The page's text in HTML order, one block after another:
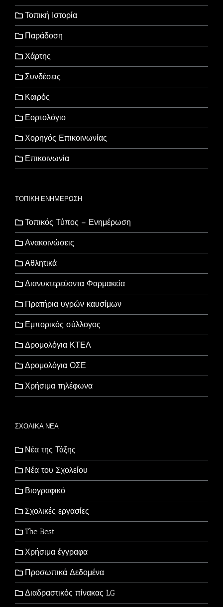
Τοπική Ιστορία
Παράδοση
Χάρτης
Συνδέσεις
Καιρός
Εορτολόγιο
Χορηγός Επικοινωνίας
Επικοινωνία
ΤΟΠΙΚΗ ΕΝΗΜΕΡΩΣΗ
Τοπικός Τύπος – Ενημέρωση
Ανακοινώσεις
Αθλητικά
Διανυκτερεύοντα Φαρμακεία
Πρατήρια υγρών καυσίμων
Εμπορικός σύλλογος
Δρομολόγια ΚΤΕΛ
Δρομολόγια ΟΣΕ
Χρήσιμα τηλέφωνα
ΣΧΟΛΙΚΑ ΝΕΑ
Νέα της Τάξης
Νέα του Σχολείου
Βιογραφικό
Σχολικές εργασίες
The Best
Χρήσιμα έγγραφα
Προσωπικά Δεδομένα
Διαδραστικός πίνακας LG